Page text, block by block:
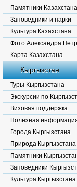
Памятники Казахстана
Заповедники и парки
Культура Казахстана
Фото Александра
Карта Казахстана
Кыргызстан
Туры Кыргызстана
Экскурсии по
Визовая поддержка
Полезная
Города Кыргызстана
Природа Кыргызстана
Памятники
Заповедники
Культура Кыргызстана